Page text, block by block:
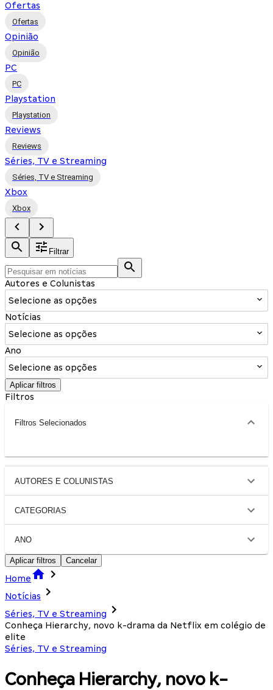
Ofertas
Ofertas
Opinião
Opinião
PC
PC
Playstation
Playstation
Reviews
Reviews
Séries, TV e Streaming
Séries, TV e Streaming
Xbox
Xbox
Filtrar
Autores e Colunistas
Selecione as opções
Notícias
Selecione as opções
Ano
Selecione as opções
Aplicar filtros
Filtros
Filtros Selecionados
AUTORES E COLUNISTAS
CATEGORIAS
ANO
Aplicar filtros Cancelar
Home
Notícias
Séries, TV e Streaming
Conheça Hierarchy, novo k-drama da Netflix em colégio de
elite
Séries, TV e Streaming
Conheça Hierarchy, novo k-